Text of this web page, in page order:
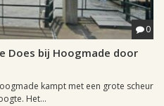
0
Does bij Hoogmade door
kampt met een grote scheur
Het...